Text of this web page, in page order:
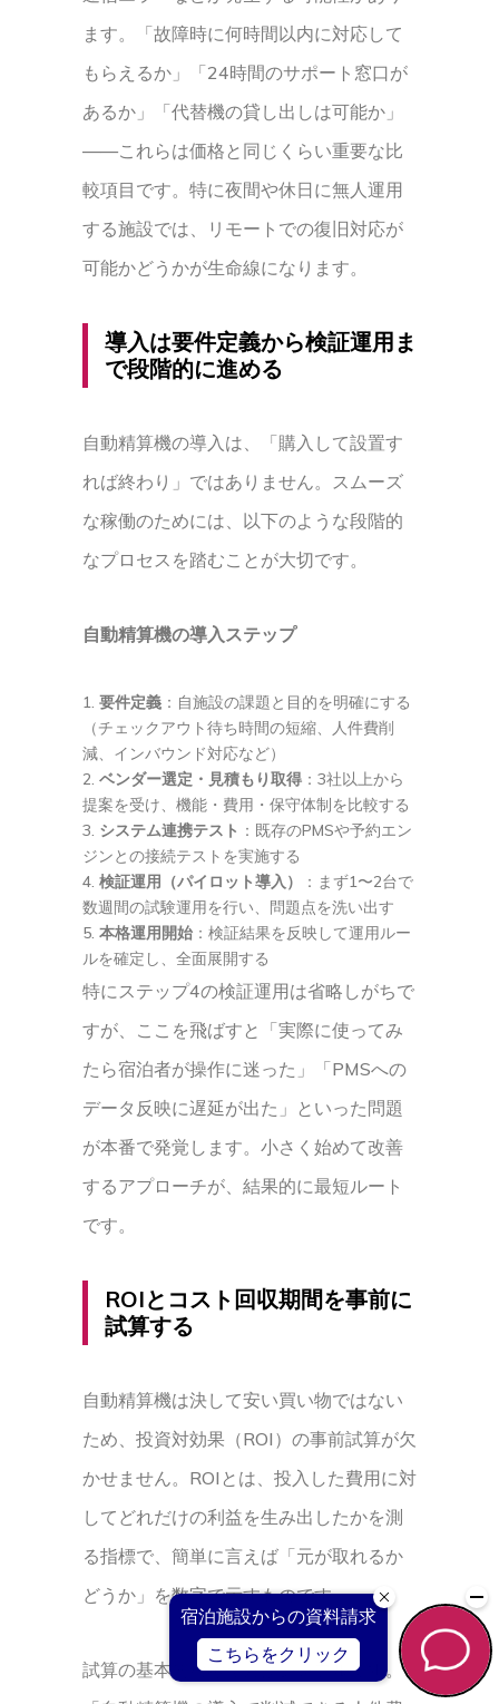
ます。「故障時に何時間以内に対応して
もらえるか」「24時間のサポート窓口が
あるか」「代替機の貸し出しは可能か」
——これらは価格と同じくらい重要な比
較項目です。特に夜間や休日に無人運用
する施設では、リモートでの復旧対応が
可能かどうかが生命線になります。
導入は要件定義から検証運用ま
で段階的に進める
自動精算機の導入は、「購入して設置す
れば終わり」ではありません。スムーズ
な稼働のためには、以下のような段階的
なプロセスを踏むことが大切です。
自動精算機の導入ステップ
要件定義 ：自施設の課題と目的を明確にする
（チェックアウト待ち時間の短縮、人件費削
減、インバウンド対応など）
ベンダー選定・見積もり取得 ：3社以上から
提案を受け、機能・費用・保守体制を比較する
システム連携テスト ：既存のPMSや予約エン
ジンとの接続テストを実施する
検証運用（パイロット導入）
：まず1〜2台で
数週間の試験運用を行い、問題点を洗い出す
本格運用開始 ：検証結果を反映して運用ルー
ルを確定し、全面展開する
特にステップ4の検証運用は省略しがちで
すが、ここを飛ばすと「実際に使ってみ
たら宿泊者が操作に迷った」「PMSへの
データ反映に遅延が出た」といった問題
が本番で発覚します。小さく始めて改善
するアプローチが、結果的に最短ルート
です。
ROIとコスト回収期間を事前に
試算する
自動精算機は決して安い買い物ではない
ため、投資対効果（ROI）の事前試算が欠
かせません。ROIとは、投入した費用に対
してどれだけの利益を生み出したかを測
る指標で、簡単に言えば「元が取れるか
どうか」を数字で示すものです。
試算の基本的な考え方はシンプルです。